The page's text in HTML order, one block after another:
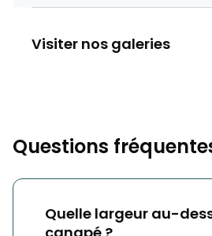
Visiter nos galeries
Questions
Quelle largeur au-